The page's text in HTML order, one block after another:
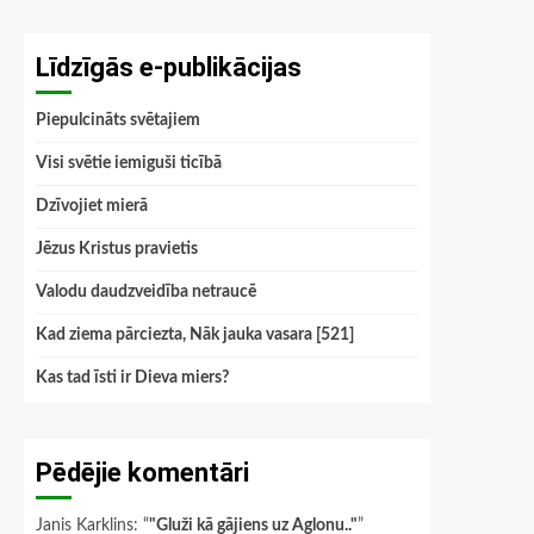
Līdzīgās e-publikācijas
Piepulcināts svētajiem
Visi svētie iemiguši ticībā
Dzīvojiet mierā
Jēzus Kristus pravietis
Valodu daudzveidība netraucē
Kad ziema pārciezta, Nāk jauka vasara [521]
Kas tad īsti ir Dieva miers?
Pēdējie komentāri
Janis Karklins: “"Gluži kā gājiens uz Aglonu.."”